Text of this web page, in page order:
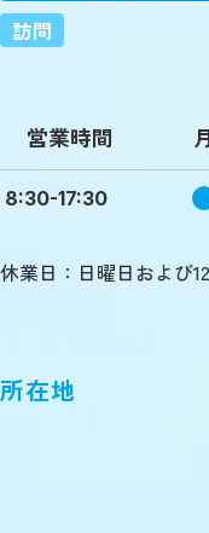
訪問
営業時間 月
8:30-17:30
休業日：日曜日および
所在地